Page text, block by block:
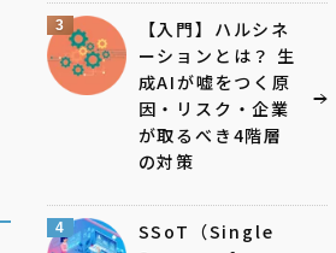
3
【入門】ハルシネ
ーションとは？ 生
成AIが嘘をつく原
因・リスク・企業
が取るべき4階層
の対策
4
SSoT（Single